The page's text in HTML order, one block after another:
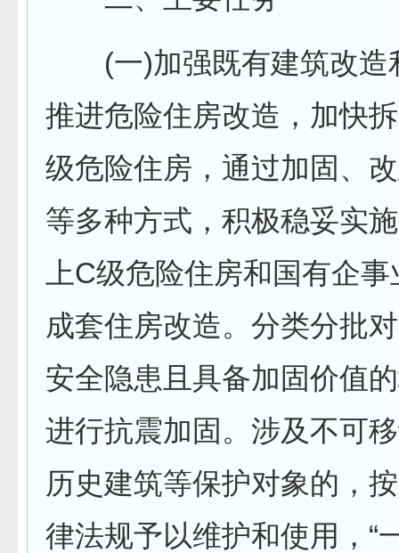
(一)加强既有建筑改造
推进危险住房改造，加快
级危险住房，通过加固、
等多种方式，积极稳妥实
上C级危险住房和国有企
成套住房改造。分类分批
安全隐患且具备加固价值
进行抗震加固。涉及不可
历史建筑等保护对象的，
律法规予以维护和使用，“